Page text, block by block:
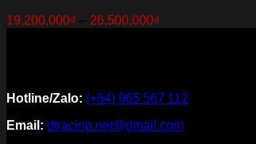
19,200,000₫ – 26,500,000₫
Hotline/Zalo: (+84) 965 567 112
Email: dtracing.net@gmail.com